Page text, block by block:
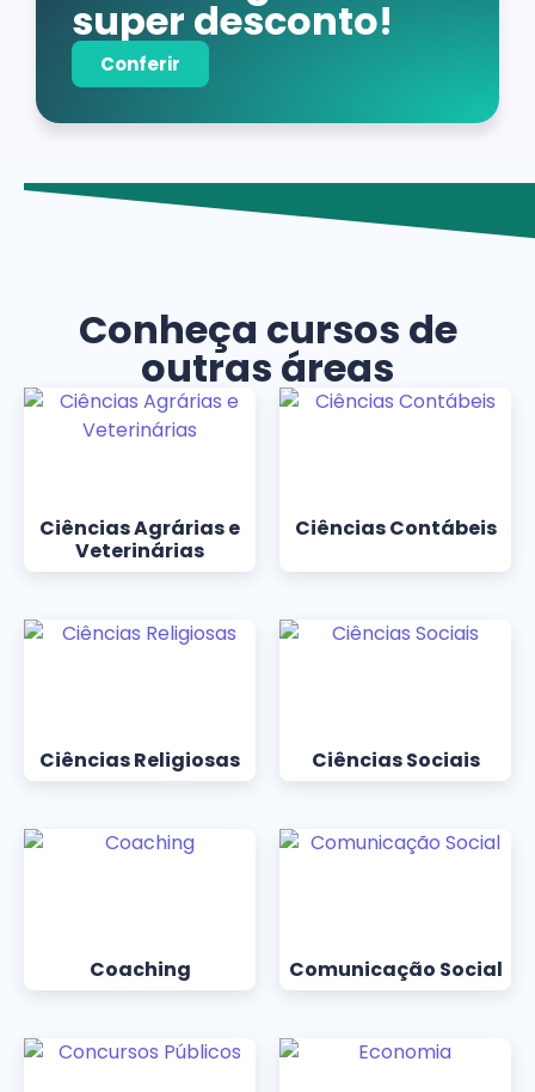
super desconto!
Conferir
Conheça cursos de
outras áreas
Ciências Agrárias e
Veterinárias
Ciências Contábeis
Ciências Religiosas Ciências Sociais
Coaching Comunicação Social